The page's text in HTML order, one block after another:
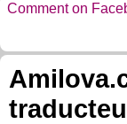
Comment on